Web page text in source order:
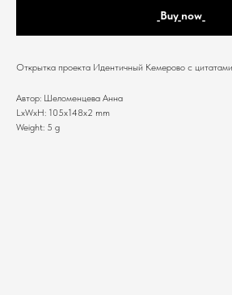
_Buy_now_
Открытка проекта Идентичный Кемерово с
Автор: Шеломенцева Анна
LxWxH: 105x148x2 mm
Weight: 5 g